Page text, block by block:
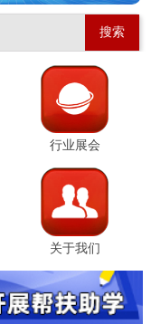
搜索
行业展会
关于我们